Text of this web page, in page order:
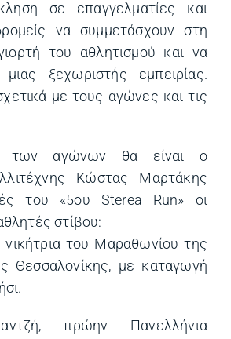
σε επαγγελματίες και
να συμμετάσχουν στη
του αθλητισμού και να
ξεχωριστής εμπειρίας.
με τους αγώνες και τις
των αγώνων θα είναι ο
Κώστας Μαρτάκης
του «5ου Sterea Run» οι
στίβου:
του Μαραθωνίου της
Θεσσαλονίκης, με καταγωγή
πρώην Πανελλήνια